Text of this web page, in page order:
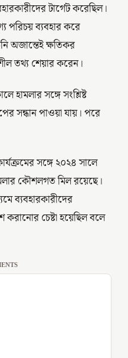
টার্গেট করেছিল।
পরিচয় ব্যবহার করে
অজান্তেই ক্ষতিকর
তথ্য শেয়ার করেন।
হামলার সঙ্গে সংশ্লিষ্ট
সন্ধান পাওয়া যায়। পরে
সঙ্গে ২০২৪ সালে
কৌশলগত মিল রয়েছে।
ব্যবহারকারীদের
করানোর চেষ্টা হয়েছিল বলে